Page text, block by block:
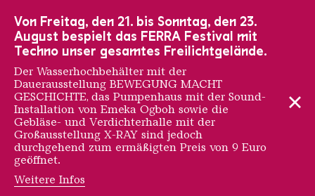
Von Freitag, den 21. bis Sonntag, den 23.
August bespielt das FERRA Festival mit
Techno unser gesamtes Freilichtgelände.
Der Wasserhochbehälter mit der
Dauerausstellung BEWEGUNG MACHT
GESCHICHTE, das Pumpenhaus mit der Sound-
Installation von Emeka Ogboh sowie die
Gebläse- und Verdichterhalle mit der
Großausstellung X-RAY sind jedoch
durchgehend zum ermäßigten Preis von 9 Euro
geöffnet.
Weitere Infos